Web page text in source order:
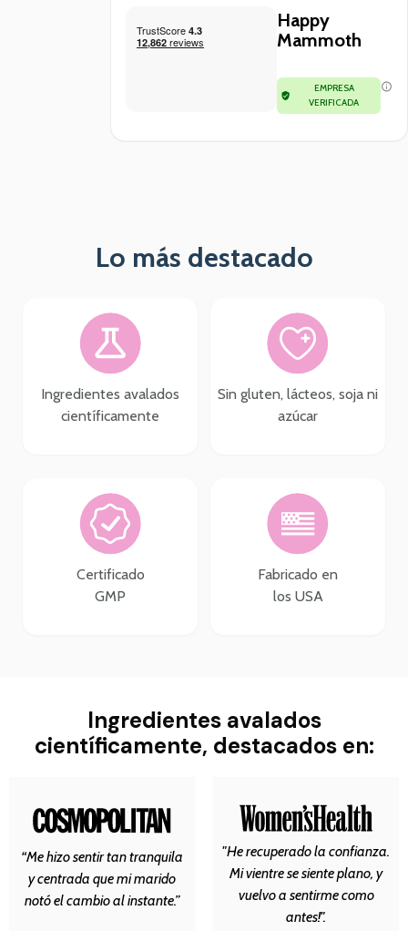
Happy
Mammoth
EMPRESA
VERIFICADA
Lo más destacado
Ingredientes avalados
científicamente
Sin gluten, lácteos, soja ni
azúcar
Certificado
GMP
Fabricado en
los USA
Ingredientes avalados
científicamente, destacados en:
“Me hizo sentir tan tranquila
y centrada que mi marido
notó el cambio al instante.”
"He recuperado la confianza.
Mi vientre se siente plano, y
vuelvo a sentirme como
antes!".